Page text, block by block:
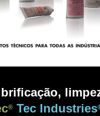
®Tec Industries